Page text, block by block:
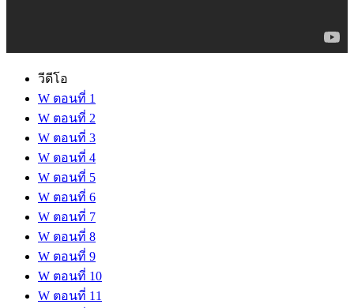
วีดีโอ
W ตอนที่ 1
W ตอนที่ 2
W ตอนที่ 3
W ตอนที่ 4
W ตอนที่ 5
W ตอนที่ 6
W ตอนที่ 7
W ตอนที่ 8
W ตอนที่ 9
W ตอนที่ 10
W ตอนที่ 11